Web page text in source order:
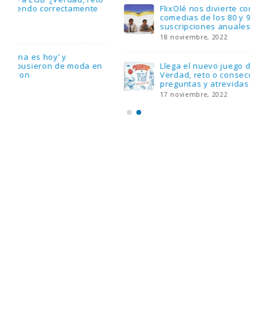
FlixOlé nos divierte con su colección de
comedias de los 80 y 90 y regalamos tres
suscripciones anuales
Llega el nuevo juego de mesa Yo Fui a EGB:
Verdad, reto o consecuencia, con más
preguntas y atrevidas pruebas